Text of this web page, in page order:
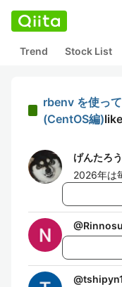
Trend Stock List
rbenv を使っ
(CentOS編)
げんたろう
2026年は
@
@